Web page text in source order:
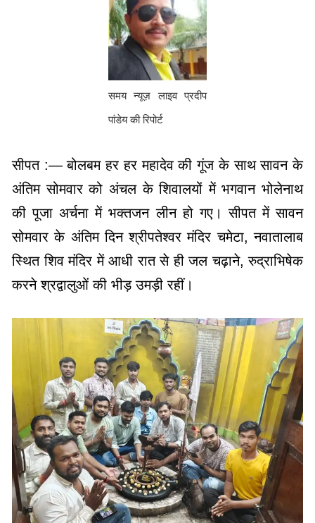
समय न्यूज़ लाइव प्रदीप
पांडेय की रिपोर्ट
सीपत :— बोलबम हर हर महादेव की गूंज के साथ सावन के
अंतिम सोमवार को अंचल के शिवालयों में भगवान भोलेनाथ
की पूजा अर्चना में भक्तजन लीन हो गए। सीपत में सावन
सोमवार के अंतिम दिन श्रीपतेश्वर मंदिर चमेटा, नवातालाब
स्थित शिव मंदिर में आधी रात से ही जल चढ़ाने, रुद्राभिषेक
करने श्रद्वालुओं की भीड़ उमड़ी रहीं।